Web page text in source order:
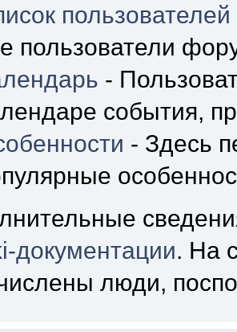
пользователей
пользователи
-
события,
- Здесь
документации. На
люди,